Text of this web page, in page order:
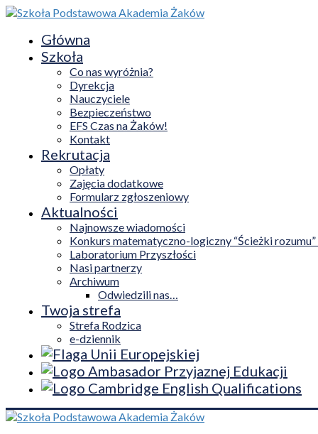
Główna
Szkoła
Co nas wyróżnia?
Dyrekcja
Nauczyciele
Bezpieczeństwo
EFS Czas na Żaków!
Kontakt
Rekrutacja
Opłaty
Zajęcia dodatkowe
Formularz zgłoszeniowy
Aktualności
Najnowsze wiadomości
Konkurs matematyczno-logiczny “Ścieżki
Laboratorium Przyszłości
Nasi partnerzy
Archiwum
Odwiedzili nas…
Twoja strefa
Strefa Rodzica
e-dziennik